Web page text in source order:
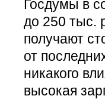
Госдумы в
до 250 тыс.
получают
от
никакого
высокая